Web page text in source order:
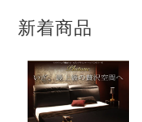
新着商品